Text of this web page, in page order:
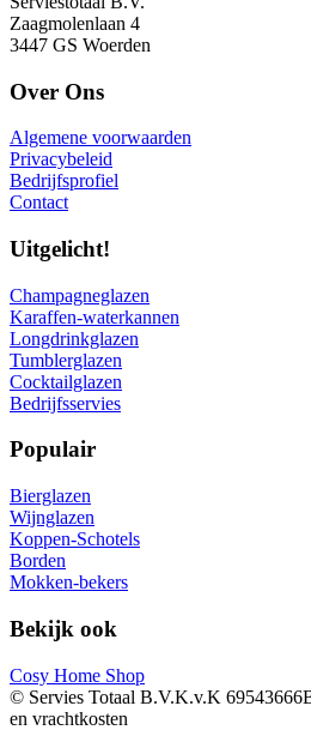
Zaagmolenlaan 4
3447 GS Woerden
Over Ons
Algemene voorwaarden
Privacybeleid
Bedrijfsprofiel
Contact
Uitgelicht!
Champagneglazen
Karaffen-waterkannen
Longdrinkglazen
Tumblerglazen
Cocktailglazen
Bedrijfsservies
Populair
Bierglazen
Wijnglazen
Koppen-Schotels
Borden
Mokken-bekers
Bekijk ook
Cosy Home Shop
© Servies Totaal B.V.K.v.K 69543666
en vrachtkosten